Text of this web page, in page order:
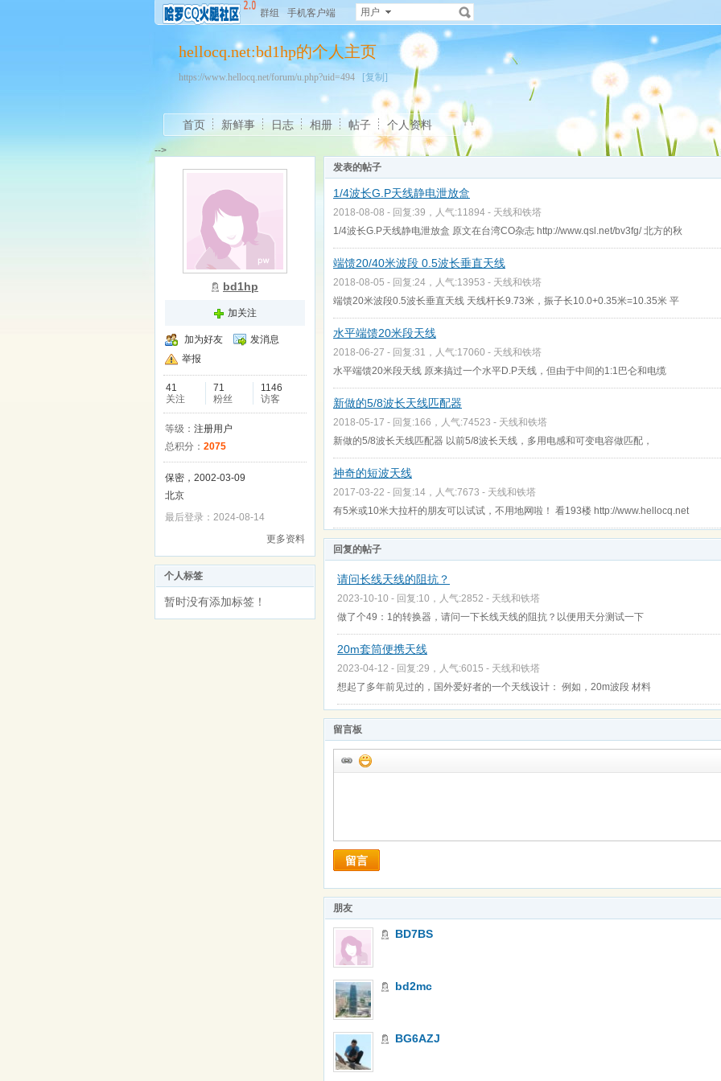
群组 手机客户端 用户
hellocq.net:bd1hp的个人主页
https://www.hellocq.net/forum/u.php?uid=494 [复制]
首页 新鲜事 日志 相册 帖子 个人资料
-->
bd1hp
加关注
加为好友
发消息
举报
41
关注
71
粉丝
1146
访客
等级： 注册用户
总积分： 2075
保密，2002-03-09
北京
最后登录：2024-08-14
更多资料
个人标签
暂时没有添加标签！
发表的帖子
1/4波长G.P天线静电泄放盒
2018-08-08 - 回复:39，人气:11894 - 天线和铁塔
1/4波长G.P天线静电泄放盒 原文在台湾CO杂志 http://www.qsl.net/bv3fg/ 北方的秋
端馈20/40米波段 0.5波长垂直天线
2018-08-05 - 回复:24，人气:13953 - 天线和铁塔
端馈20米波段0.5波长垂直天线 天线杆长9.73米，振子长10.0+0.35米=10.35米 平
水平端馈20米段天线
2018-06-27 - 回复:31，人气:17060 - 天线和铁塔
水平端馈20米段天线 原来搞过一个水平D.P天线，但由于中间的1:1巴仑和电缆
新做的5/8波长天线匹配器
2018-05-17 - 回复:166，人气:74523 - 天线和铁塔
新做的5/8波长天线匹配器 以前5/8波长天线，多用电感和可变电容做匹配，
神奇的短波天线
2017-03-22 - 回复:14，人气:7673 - 天线和铁塔
有5米或10米大拉杆的朋友可以试试，不用地网啦！ 看193楼 http://www.hellocq.net
回复的帖子
请问长线天线的阻抗？
2023-10-10 - 回复:10，人气:2852 - 天线和铁塔
做了个49：1的转换器，请问一下长线天线的阻抗？以便用天分测试一下
20m套筒便携天线
2023-04-12 - 回复:29，人气:6015 - 天线和铁塔
想起了多年前见过的，国外爱好者的一个天线设计： 例如，20m波段 材料
留言板
留言
朋友
BD7BS
bd2mc
BG6AZJ